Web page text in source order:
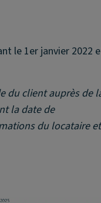
le 1er janvier 2022
du client auprès de
la date de
du locataire et